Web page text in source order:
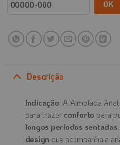
OK
Descrição
Indicação: A Almofada
para trazer conforto para
longos períodos sentadas
design que acompanha a